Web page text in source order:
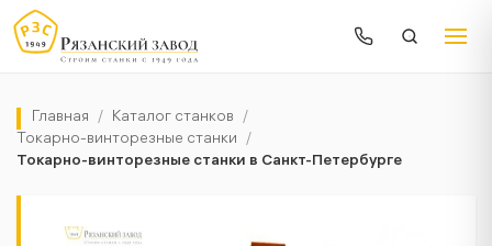
Главная / Каталог станков /
Токарно-винторезные станки /
Токарно-винторезные станки в Санкт-Петербурге